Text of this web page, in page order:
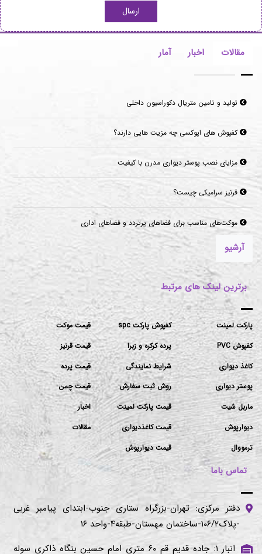
ارسال
مقالات اخبار آمار
تولید و تامین متریال دکوراسیون داخلی
کفپوش های اپوکسی چه مزیت هایی دارند؟
مزایای نصب پوستر دیواری مدرن با کیفیت
قرنیز سرامیکی چیست؟
موکت‌های مناسب برای فضاهای پرتردد و فضاهای اداری
آرشیو
برترین لینک های مرتبط
پارکت لمینت
کفپوش PVC
کاغذ دیواری
پوستر دیواری
ماربل شیت
دیوارپوش
ترمووال
کفپوش پارکت spc
پرده کرکره و زبرا
شرایط نمایندگی
روش ثبت سفارش
قیمت پارکت لمینت
قیمت کاغذدیواری
قیمت دیوارپوش
قیمت موکت
قیمت قرنیز
قیمت پرده
قیمت چمن
اخبار
مقالات
تماس باما
دفتر مرکزی: تهران-بزرگراه ستاری جنوب-ابتدای پیامبر غربی
-پلاک۱۰۶/۲-ساختمان مهستان-طبقه۴-واحد ۱۶
انبار ۱: جاده قدیم قم ۶۰ متری امام حسین بنگاه ذاکری سوله